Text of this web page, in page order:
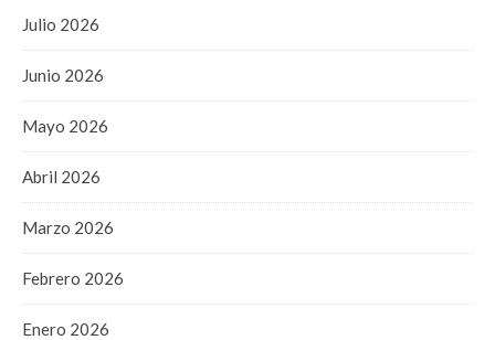
Julio 2026
Junio 2026
Mayo 2026
Abril 2026
Marzo 2026
Febrero 2026
Enero 2026